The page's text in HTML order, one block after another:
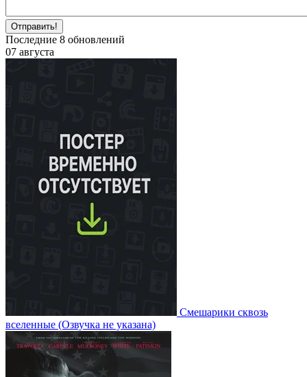
Отправить!
Последние 8 обновлений
07 августа
Смешарики сквозь
вселенные (Озвучка не указана)